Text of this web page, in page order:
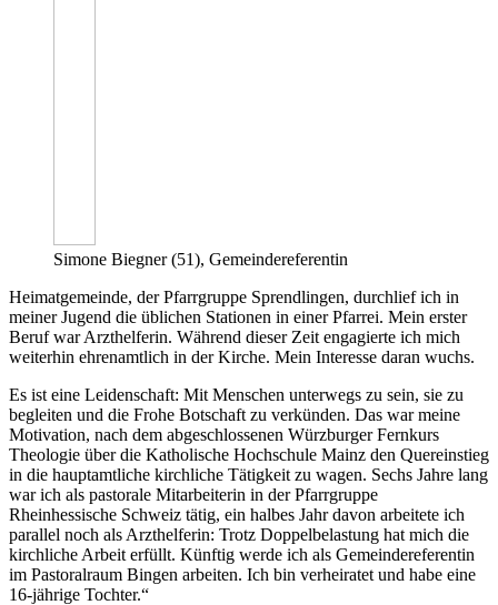
Simone Biegner (51), Gemeindereferentin
Heimatgemeinde, der Pfarrgruppe Sprendlingen, durchlief ich in
meiner Jugend die üblichen Stationen in einer Pfarrei. Mein erster
Beruf war Arzthelferin. Während dieser Zeit engagierte ich mich
weiterhin ehrenamtlich in der Kirche. Mein Interesse daran wuchs.
Es ist eine Leidenschaft: Mit Menschen unterwegs zu sein, sie zu
begleiten und die Frohe Botschaft zu verkünden. Das war meine
Motivation, nach dem abgeschlossenen Würzburger Fernkurs
Theologie über die Katholische Hochschule Mainz den Quereinstieg
in die hauptamtliche kirchliche Tätigkeit zu wagen. Sechs Jahre lang
war ich als pastorale Mitarbeiterin in der Pfarrgruppe
Rheinhessische Schweiz tätig, ein halbes Jahr davon arbeitete ich
parallel noch als Arzthelferin: Trotz Doppelbelastung hat mich die
kirchliche Arbeit erfüllt. Künftig werde ich als Gemeindereferentin
im Pastoralraum Bingen arbeiten. Ich bin verheiratet und habe eine
16-jährige Tochter.“